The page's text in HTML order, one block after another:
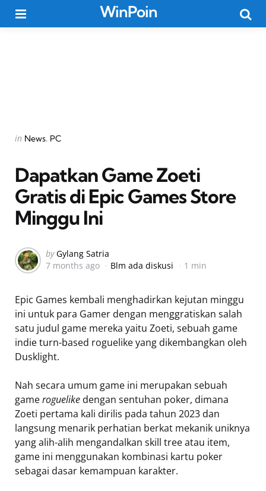
WinPoin
Categories
Posted
in News PC
Dapatkan Game Zoeti
Gratis di Epic Games Store
Minggu Ini
Posted
by
by Gylang Satria
7 months ago
Blm ada diskusi 1 min
Epic Games kembali menghadirkan kejutan minggu
ini untuk para Gamer dengan menggratiskan salah
satu judul game mereka yaitu Zoeti, sebuah game
indie turn-based roguelike yang dikembangkan oleh
Dusklight.
Nah secara umum game ini merupakan sebuah
gameroguelike dengan sentuhan poker, dimana
Zoeti pertama kali dirilis pada tahun 2023 dan
langsung menarik perhatian berkat mekanik uniknya
yang alih-alih mengandalkan skill tree atau item,
game ini menggunakan kombinasi kartu poker
sebagai dasar kemampuan karakter.